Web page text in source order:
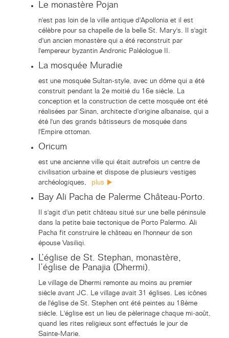
Le monastère Pojan
n'est pas loin de la ville antique d'Apollonia et il est
célèbre pour sa chapelle de la belle St. Mary's. Il s'agit
d'un ancien monastère qui a été reconstruit par
l'empereur byzantin Andronic Paléologue II.
La mosquée Muradie
est une mosquée Sultan-style, avec un dôme qui a été
construit pendant la 2e moitié du 16e siècle. La
conception et la construction de cette mosquée ont été
réalisées par Sinan, architecte d'origine albanaise, qui a
été l'un des grands bâtisseurs de mosquée dans
l'Empire ottoman.
Oricum
est une ancienne ville qui était autrefois un centre de
civilisation urbaine et dispose de plusieurs vestiges
archéologiques,
plus
Bay Ali Pacha de Palerme Château-Porto.
Il s'agit d'un petit château situé sur une belle péninsule
dans la petite baie tectonique de Porto Palermo. Ali
Pacha fit construire le château en l'honneur de son
épouse Vasiliqi.
L’église de St. Stephan, monastère,
l’église de Panajia (Dhermi).
Le village de Dhermi remonte au moins au premier
siècle avant JC. Le village avait 31 églises. Les icônes
de l'église de St. Stephen ont été peintes au 18ème
siècle. L'église est un lieu de pèlerinage chaque mi-août,
quand les rites religieux sont effectués le jour de
Sainte-Marie.